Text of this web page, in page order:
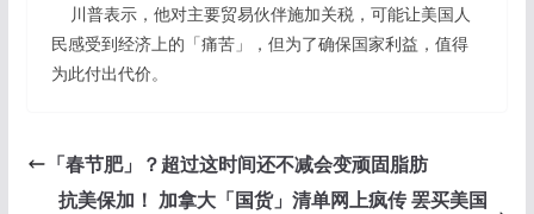
川普表示，他对主要贸易伙伴施加关税，可能让美国人
民感受到经济上的「痛苦」，但为了确保国家利益，值得
为此付出代价。
「春节肥」？超过这时间还不减会变顽固脂肪
抗美保加！ 加拿大「国货」清单网上疯传 罢买美国